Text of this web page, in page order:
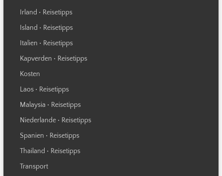
Irland • Reisetipps
Island • Reisetipps
Italien • Reisetipps
Kapverden • Reisetipps
Kosten
Laos • Reisetipps
Malaysia • Reisetipps
Niederlande • Reisetipps
Spanien • Reisetipps
Thailand • Reisetipps
Transport